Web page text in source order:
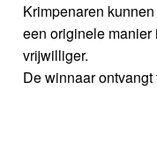
Krimpenaren
een originele
vrijwilliger.
De winnaar ontvangt